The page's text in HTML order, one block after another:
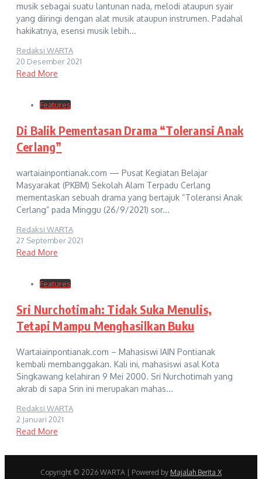
musik sebagai suatu lantunan nada, melodi ataupun syair
yang diiringi dengan alat musik ataupun instrumen. Padahal
hakikatnya, esensi musik lebih...
Redaksi WARTA
20 Desember 2021
Read More
Features
Di Balik Pementasan Drama “Toleransi Anak
Cerlang”
wartaiainpontianak.com — Pusat Kegiatan Belajar
Masyarakat (PKBM) Sekolah Alam Terpadu Cerlang
mementaskan sebuah drama yang bertajuk “Toleransi Anak
Cerlang” pada Minggu (26/9/2021) sor...
Redaksi WARTA
27 September 2021
Read More
Features
Sri Nurchotimah: Tidak Suka Menulis,
Tetapi Mampu Menghasilkan Buku
Wartaiainpontianak.com – Mahasiswi IAIN Pontianak
kembali membanggakan. Kali ini, mahasiswi asal Kota
Singkawang kelahiran 9 Mei 2000. Sri Nurchotimah yang
akrab di sapa Srin ini merupakan mahas...
Redaksi WARTA
2 Januari 2021
Read More
Copyright © 2026 WARTA | Powered by Majalah Berita X